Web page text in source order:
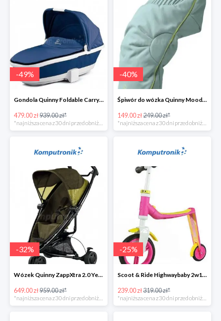
-49%
Gondola Quinny Foldable Carrycot Blue Base w super cenie
479.00 zł939.00 zł*
-40%
Śpiwór do wózka Quinny Moodd Grey Crackle w super cenie
149.00 zł249.00 zł*
-32%
Wózek Quinny ZappXtra 2.0 Yellow Denim w super cenie
649.00 zł959.00 zł*
*najniższa cena z 30 dni przed obniżką
-25%
Scoot & Ride Highwaybaby 2w1 w super cenie
239.00 zł319.00 zł*
*najniższa cena z 30 dni przed obniżką